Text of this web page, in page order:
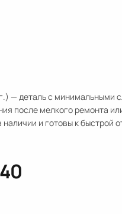
— деталь с минимальными
после мелкого ремонта
и готовы к быстрой